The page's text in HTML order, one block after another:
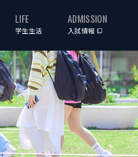
LIFE
学生生活
ADMISSION
入試情報